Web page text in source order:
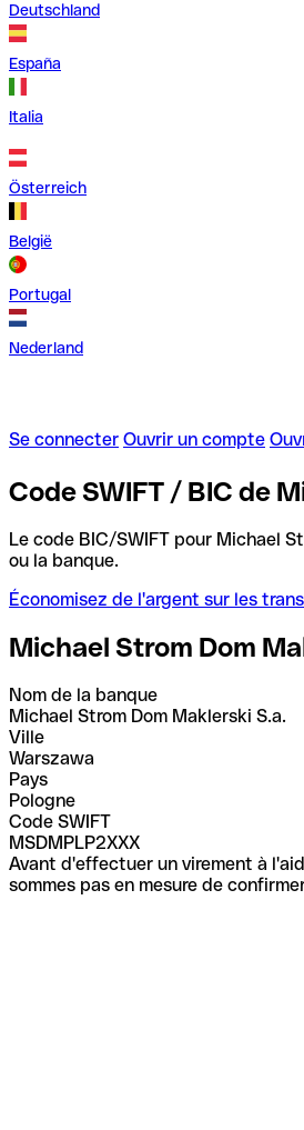
Deutschland
España
Italia
Österreich
België
Portugal
Nederland
Se connecter Ouvrir un compte
Code SWIFT / BIC de
Le code BIC/SWIFT pour Michael
ou la banque.
Économisez de l'argent sur les
Michael Strom Dom
Nom de la banque
Michael Strom Dom Maklerski S.a.
Ville
Warszawa
Pays
Pologne
Code SWIFT
MSDMPLP2XXX
Avant d'effectuer un virement à
sommes pas en mesure de